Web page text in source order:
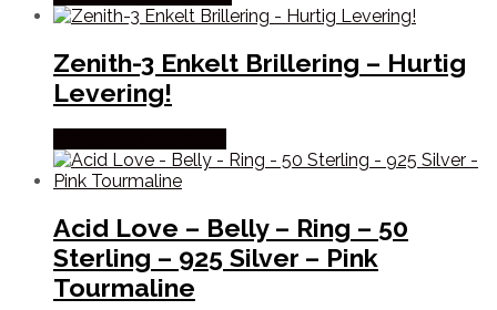
Zenith-3 Enkelt Brillering – Hurtig
Levering!
Acid Love – Belly – Ring – 50
Sterling – 925 Silver – Pink
Tourmaline